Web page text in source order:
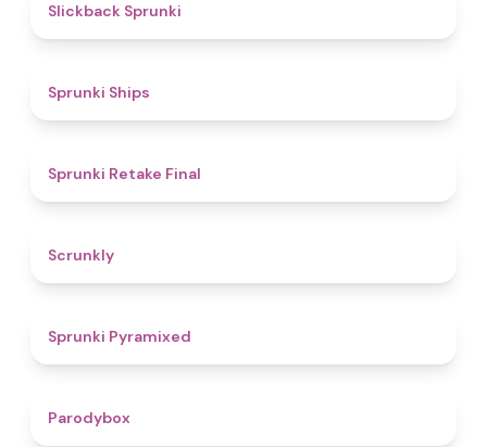
Slickback Sprunki
Sprunki Ships
Sprunki Retake Final
Scrunkly
Sprunki Pyramixed
Parodybox